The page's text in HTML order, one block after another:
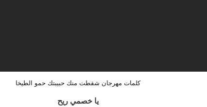
كلمات مهرجان شقطت منك حبيبتك حمو الطيخا
يا خصمي ريح